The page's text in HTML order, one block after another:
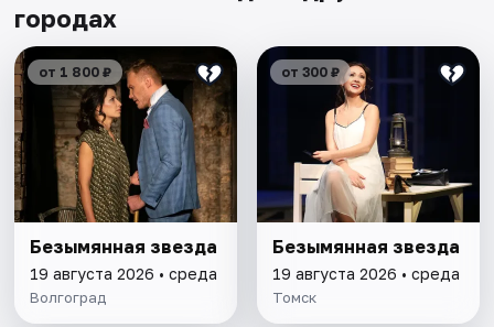
городах
от 1 800 ₽
Безымянная звезда
19 августа 2026 • среда
Волгоград
от 300 ₽
Безымянная звезда
19 августа 2026 • среда
Томск